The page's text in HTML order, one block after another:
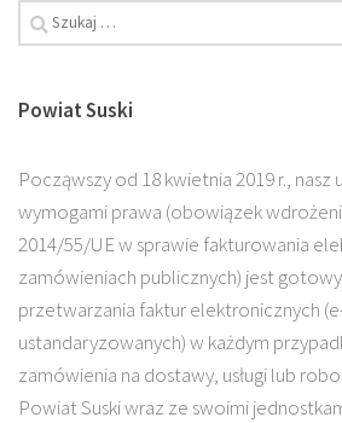
Szukaj:
Powiat Suski
Począwszy od 18 kwietnia 2019 r., nasz
wymogami prawa (obowiązek
2014/55/UE w sprawie fakturowania
zamówieniach publicznych) jest
przetwarzania faktur elektronicznych
ustandaryzowanych) w każdym
zamówienia na dostawy, usługi lub
Powiat Suski wraz ze swoimi